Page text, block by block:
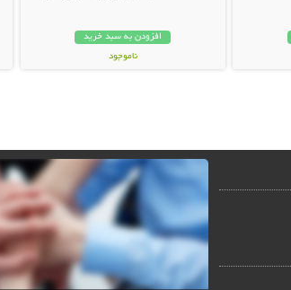
افزودن به سبد خرید
ناموجود